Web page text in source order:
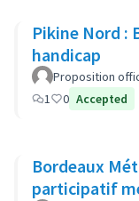
Pikine Nord :
handicap
Proposition
1
0 Accepted
Bordeaux
participatif